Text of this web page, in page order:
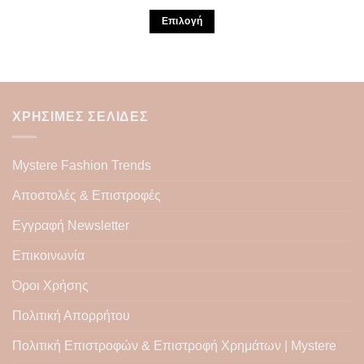
Επιλογή
ΧΡΉΣΙΜΕΣ ΣΕΛΊΔΕΣ
Mystere Fashion Trends
Αποστολές & Επιστροφές
Εγγραφή Newsletter
Επικοινωνία
Όροι Χρήσης
Πολιτική Απορρήτου
Πολιτική Επιστροφών & Επιστροφή Χρημάτων | Mystere